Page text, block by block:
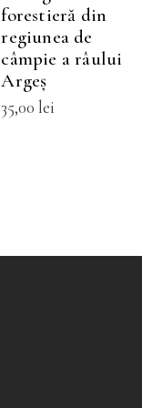
alese
forestieră din
regiunea de
câmpie a râului
Argeş
35,00lei